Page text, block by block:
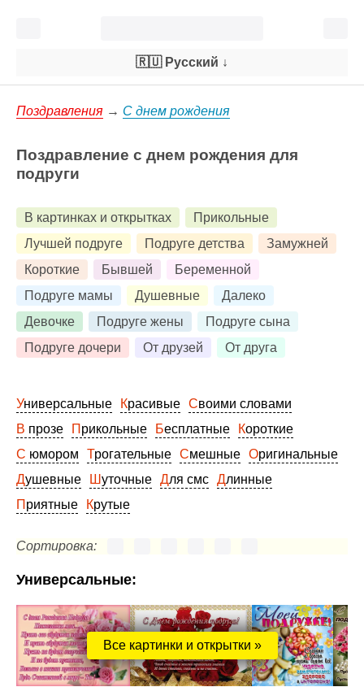
🇷🇺 Русский ↓
Поздравления → С днем рождения
Поздравление с днем рождения для
подруги
В картинках и открытках
Прикольные
Лучшей подруге
Подруге детства
Замужней
Короткие
Бывшей
Беременной
Подруге мамы
Душевные
Далеко
Девочке
Подруге жены
Подруге сына
Подруге дочери
От друзей От друга
Универсальные Красивые
Своими словами
В прозе
Прикольные Бесплатные
Короткие
С юмором
Трогательные Смешные
Оригинальные
Душевные
Шуточные Для смс
Длинные
Приятные
Крутые
Сортировка:
Универсальные:
Все картинки и открытки »